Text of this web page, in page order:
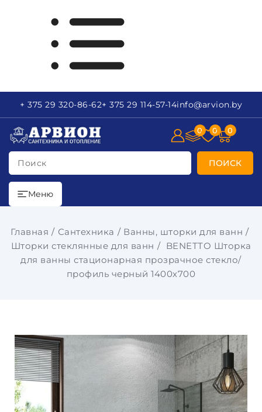
+ 375 29 320-86-62+ 375 29 114-57-14info@arvion.by
Поиск ПОИСК
0 0 0
Меню
Главная Сантехника
Ванны, шторки для ванн
Шторки стеклянные для ванн
BENETTO Шторка
для ванны стационарная прозрачное стекло/
профиль черный 1400х700